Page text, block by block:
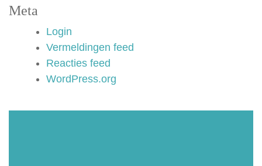
Meta
Login
Vermeldingen feed
Reacties feed
WordPress.org